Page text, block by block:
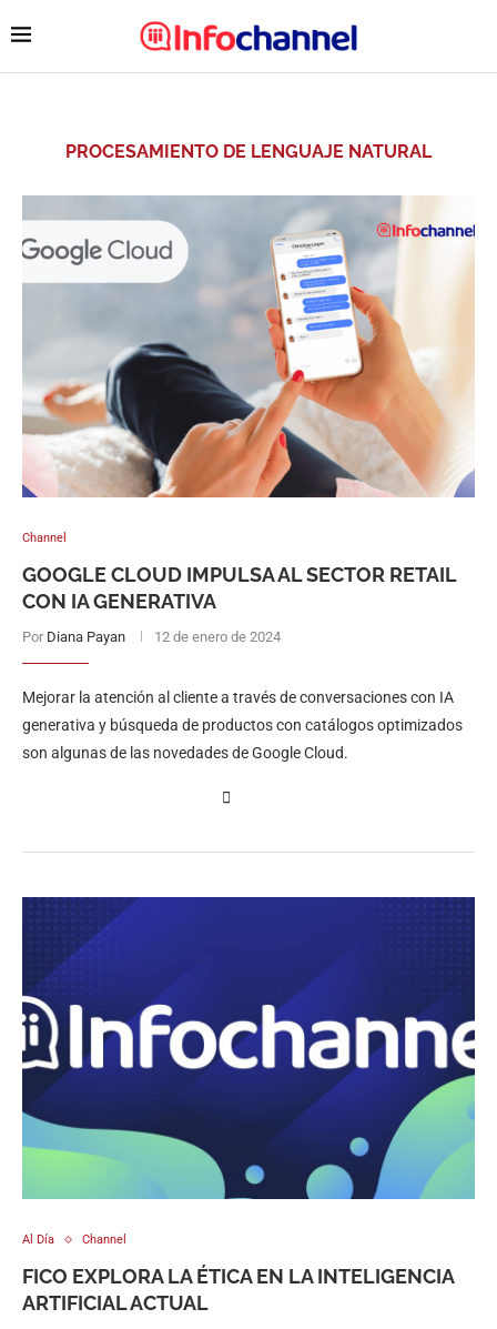
PROCESAMIENTO DE LENGUAJE NATURAL
Channel
GOOGLE CLOUD IMPULSA AL SECTOR RETAIL
CON IA GENERATIVA
Por Diana Payan 12 de enero de 2024
Mejorar la atención al cliente a través de conversaciones con IA
generativa y búsqueda de productos con catálogos optimizados
son algunas de las novedades de Google Cloud.
Al Día Channel
FICO EXPLORA LA ÉTICA EN LA INTELIGENCIA
ARTIFICIAL ACTUAL